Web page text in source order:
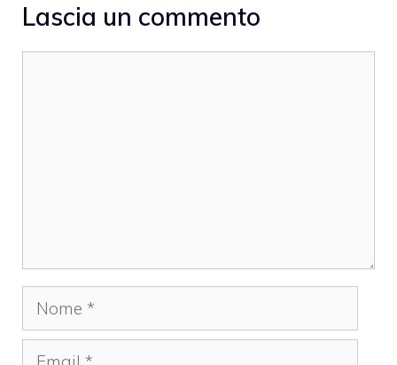
Lascia un commento
Nome
Email